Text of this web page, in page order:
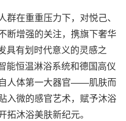
在重重压力下，对悦己、
断增强的关注，携旗下奢华
具有划时代意义的灵感之
能恒温淋浴系统和德国高仪
人体第一大器官——肌肤而
入微的感官艺术，赋予沐浴
拓沐浴美肤新纪元。